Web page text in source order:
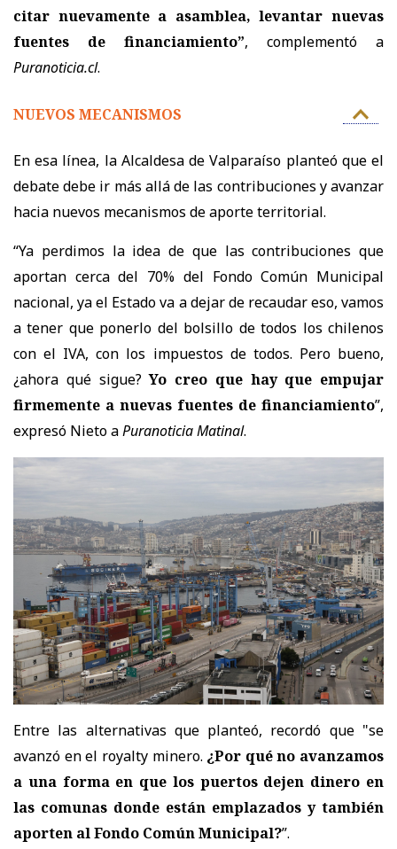
citar nuevamente a asamblea, levantar nuevas
fuentes de financiamiento”, complementó a
Puranoticia.cl.
NUEVOS MECANISMOS
En esa línea, la Alcaldesa de Valparaíso planteó que el
debate debe ir más allá de las contribuciones y avanzar
hacia nuevos mecanismos de aporte territorial.
“Ya perdimos la idea de que las contribuciones que
aportan cerca del 70% del Fondo Común Municipal
nacional, ya el Estado va a dejar de recaudar eso, vamos
a tener que ponerlo del bolsillo de todos los chilenos
con el IVA, con los impuestos de todos. Pero bueno,
¿ahora qué sigue?Yo creo que hay que empujar
firmemente a nuevas fuentes de financiamiento”,
expresó Nieto aPuranoticia Matinal.
Entre las alternativas que planteó, recordó que "se
avanzó en el royalty minero. ¿Por qué no avanzamos
a una forma en que los puertos dejen dinero en
las comunas donde están emplazados y también
aporten al Fondo Común Municipal?”.